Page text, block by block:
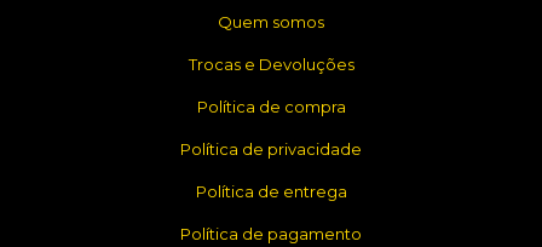
Quem somos
Trocas e Devoluções
Política de compra
Política de privacidade
Política de entrega
Política de pagamento